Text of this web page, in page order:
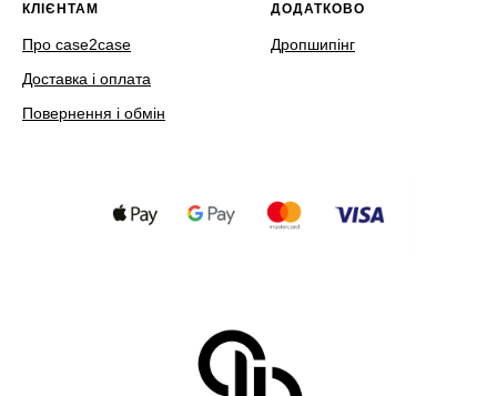
КЛІЄНТАМ
Про case2case
Доставка і оплата
Повернення і обмін
ДОДАТКОВО
Дропшипінг